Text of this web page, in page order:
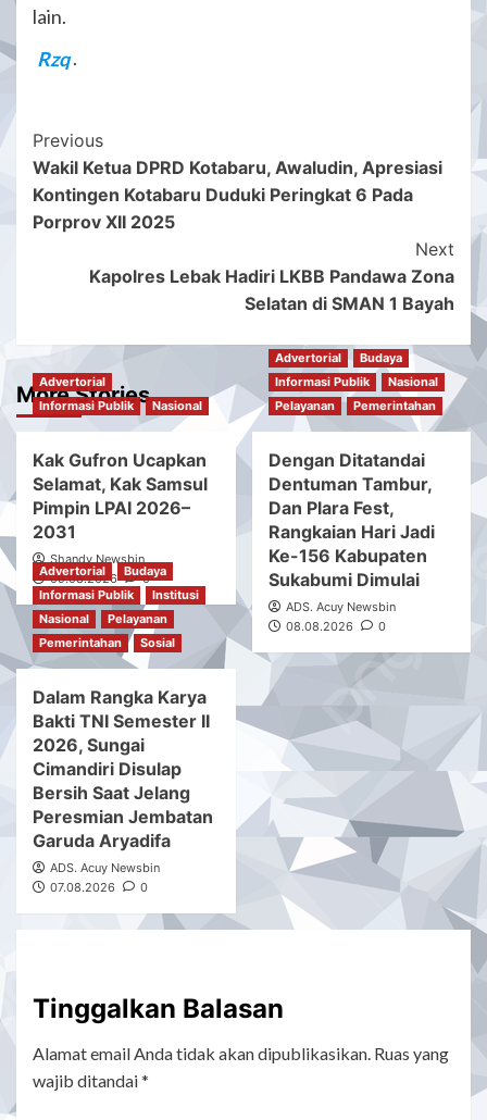
lain.
Rzq .
Post
Navigation
Previous
Wakil Ketua DPRD Kotabaru, Awaludin, Apresiasi
Kontingen Kotabaru Duduki Peringkat 6 Pada
Porprov XII 2025
Next
Kapolres Lebak Hadiri LKBB Pandawa Zona
Selatan di SMAN 1 Bayah
More Stories
Advertorial
Informasi Publik
Nasional
Kak Gufron Ucapkan
Selamat, Kak Samsul
Pimpin LPAI 2026–
2031
Shandy Newsbin
09.08.2026
0
Advertorial
Budaya
Informasi Publik
Nasional
Pelayanan
Pemerintahan
Dengan Ditatandai
Dentuman Tambur,
Dan Plara Fest,
Rangkaian Hari Jadi
Ke-156 Kabupaten
Sukabumi Dimulai
ADS. Acuy Newsbin
08.08.2026
0
Advertorial
Budaya
Informasi Publik
Institusi
Nasional
Pelayanan
Pemerintahan
Sosial
Dalam Rangka Karya
Bakti TNI Semester II
2026, Sungai
Cimandiri Disulap
Bersih Saat Jelang
Peresmian Jembatan
Garuda Aryadifa
ADS. Acuy Newsbin
07.08.2026
0
Tinggalkan Balasan
Alamat email Anda tidak akan dipublikasikan. Ruas yang
wajib ditandai*